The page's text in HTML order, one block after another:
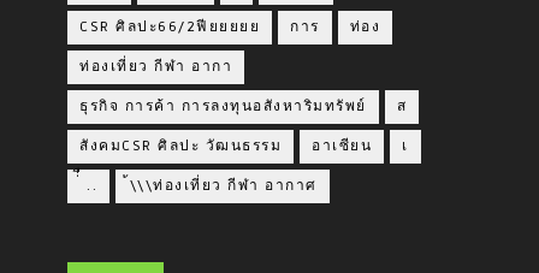
CSR ศิลปะ66/2ฟียยยยย การ ท่อง
ท่องเที่ยว กีฬา อากา
ธุรกิจ การค้า การลงทุนอสังหาริมทรัพย์ ส
สังคมCSR ศิลปะ วัฒนธรรม อาเซียน เ
่่ื​ .. ้\\\ท่องเที่ยว กีฬา อากาศ